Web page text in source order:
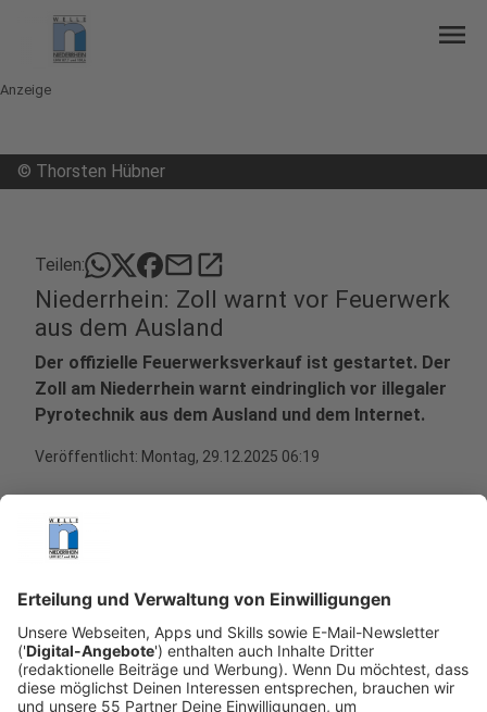
menu
Anzeige
© Thorsten Hübner
Teilen: mailopen_in_new
Niederrhein: Zoll warnt vor Feuerwerk
aus dem Ausland
Der offizielle Feuerwerksverkauf ist gestartet. Der
Zoll am Niederrhein warnt eindringlich vor illegaler
Pyrotechnik aus dem Ausland und dem Internet.
Veröffentlicht: Montag, 29.12.2025 06:19
Anzeige
Am Sonntag (28. Dezember) ist in Deutschland der
gestartet. DerZoll am Niederrheinappelliert,
ausschließlichzugelassene Feuerwerkskörper aus
dem deutschen Handelzu kaufen. Besonders